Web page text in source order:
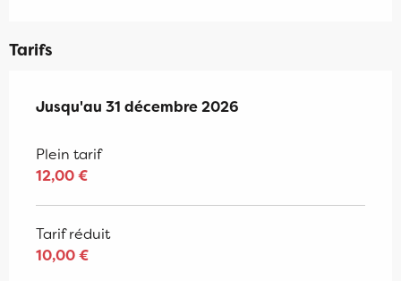
Tarifs
Du22 octobre 2025au31 décembre 2026
Jusqu'au 31 décembre 2026
Plein tarif
12,00 €
Tarif réduit
10,00 €